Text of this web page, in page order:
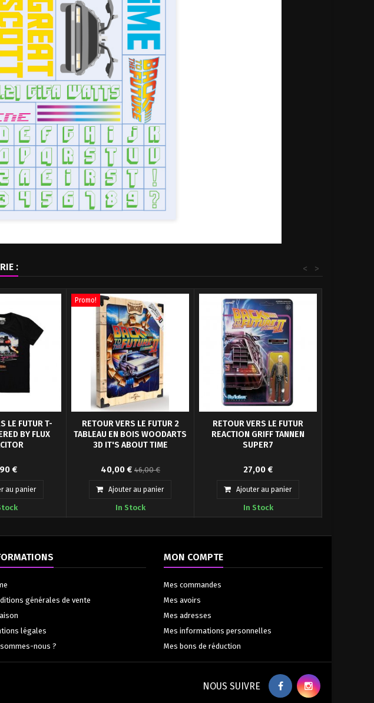
: >
<
LE FUTUR T-
BY FLUX
fun du film
Le Futur!
€
au panier
Promo!
RETOUR VERS LE FUTUR 2
TABLEAU EN BOIS WOODARTS
3D IT'S ABOUT TIME
Ce tableau en bois est basé sur
une image de la couverture
emblématique du...
40,00 € 46,00 €
Ajouter au panier
In Stock
RETOUR VERS LE FUTUR
REACTION GRIFF TANNEN
SUPER7
Figurine articulée de Tannen taille
env. 10 cm, en emballage blister,
sous...
27,00 €
Ajouter au panier
In Stock
générales de vente
légales
nous ?
MON COMPTE
Mes commandes
Mes avoirs
Mes adresses
Mes informations personnelles
Mes bons de réduction
NOUS SUIVRE